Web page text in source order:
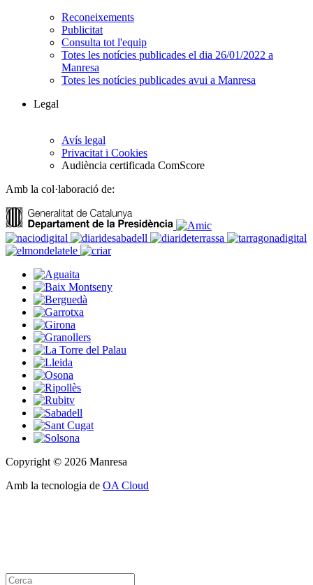
Reconeixements
Publicitat
Consulta tot l'equip
Totes les notícies publicades el dia 26/01/2022 a
Manresa
Totes les notícies publicades avui a Manresa
Legal
Avís legal
Privacitat i Cookies
Audiència certificada ComScore
Amb la col·laboració de:
Copyright © 2026 Manresa
Amb la tecnologia de OA Cloud